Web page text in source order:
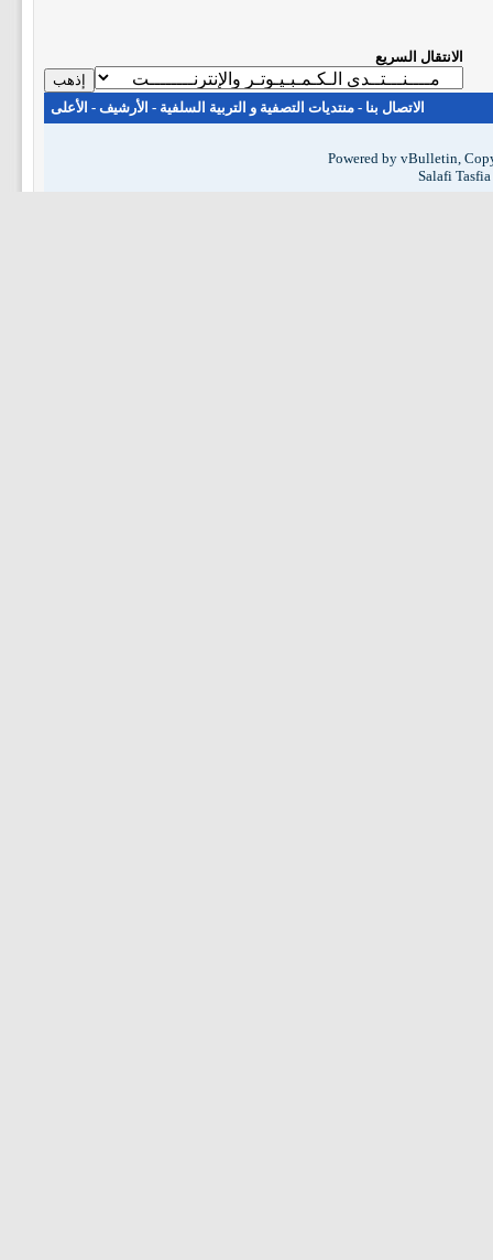
الانتقال السريع
الاتصال بنا - منتديات التصفية و التربية السلفية - الأرشيف - الأعلى
Powered by vBulletin,
Salafi